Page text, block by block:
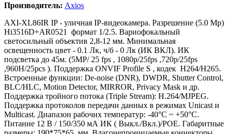
Производитель: Axios
AXI-XL86IR IP - уличная IP-видеокамера. Разрешение (5.0 Mp)
Hi3516D+AR0521 формат 1/2.5. Вариофокальный
светосильный объектив 2,8-12 мм. Минимальная
освещенность цвет - 0.1 Лк, ч/б - 0 Лк (ИК ВКЛ). ИК
подсветка до 45м. (5МP/ 25 fps , 1080p/25fps ,720p/25fps
,960H/25pcs ). Поддержка ONVIF Profile S , кодек H264/H265.
Встроенные функции: De-noise (DNR), DWDR, Shutter Control,
BLC/HLC, Motion Detector, MIRROR, Privacy Mask и др.
Поддержка тройного потока (Triple Stream): H.264/MJPEG.
Поддержка протоколов передачи данных в режимах Unicast и
Multicast. Диапазон рабочих температур: -40°С ~ +50°С.
Питание 12 В / 150/350 мА ИК ( Выкл./Вкл.)/POE. Габаритные